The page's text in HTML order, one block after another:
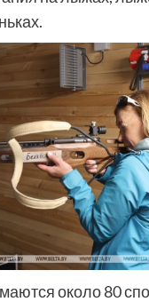
около 80